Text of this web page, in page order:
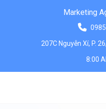
Marketing
207C Nguyễn Xí, P.
8:00